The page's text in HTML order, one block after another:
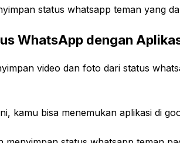
status whatsapp teman yang
WhatsApp dengan
video dan foto dari status
kamu bisa menemukan aplikasi di